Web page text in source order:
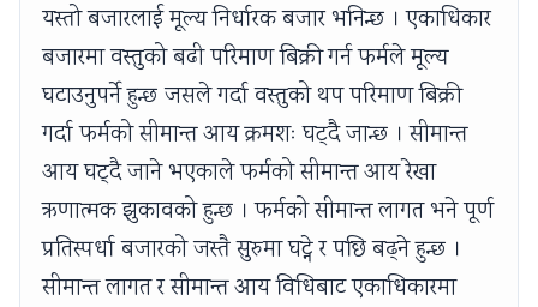
यस्तो बजारलाई मूल्य निर्धारक बजार भनिन्छ । एकाधिकार
बजारमा वस्तुको बढी परिमाण बिक्री गर्न फर्मले मूल्य
घटाउनुपर्ने हुन्छ जसले गर्दा वस्तुको थप परिमाण बिक्री
गर्दा फर्मको सीमान्त आय क्रमशः घट्दै जान्छ । सीमान्त
आय घट्दै जाने भएकाले फर्मको सीमान्त आय रेखा
ऋणात्मक झुकावको हुन्छ । फर्मको सीमान्त लागत भने पूर्ण
प्रतिस्पर्धा बजारको जस्तै सुरुमा घट्ने र पछि बढ्ने हुन्छ ।
सीमान्त लागत र सीमान्त आय विधिबाट एकाधिकारमा